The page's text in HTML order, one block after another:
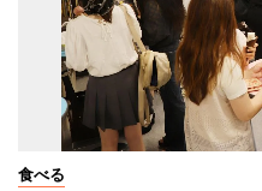
食べる